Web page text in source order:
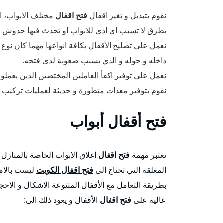
نقوم بتبديل و تغير اقفال فتح اقفال مختلف الابواب،
بطرق لا تسبب اي اذى للابواب او تحدث فيها
نعمل على تصليح الأقفال بكافة انواعها مهما كان
داخله و حوله و الذي يسبب صعوبة لدى فتحه.
نعمل على توفير اكفأ العاملين المختصين الذين
نقوم بتوفير معدات متطورة و حديثة لعمليات تركيب
فتح أقفال أبواب
تعتبر مهمة فتح اقفال اغلاق الابواب الخاصة
المغلقة التي تحتاج الى فتح اقفال الكويت ليست
بطريقة التعامل مع الأقفال المتنوعة الاشكال و
عالية على فتح اقفال الأقفال و يعود ذلك الى: